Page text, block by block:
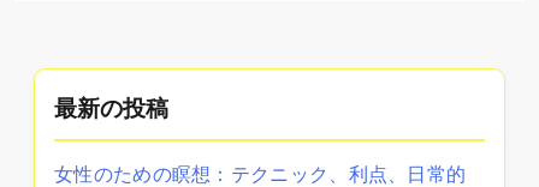
最新の投稿
女性のための瞑想：テクニック、利点、日常的